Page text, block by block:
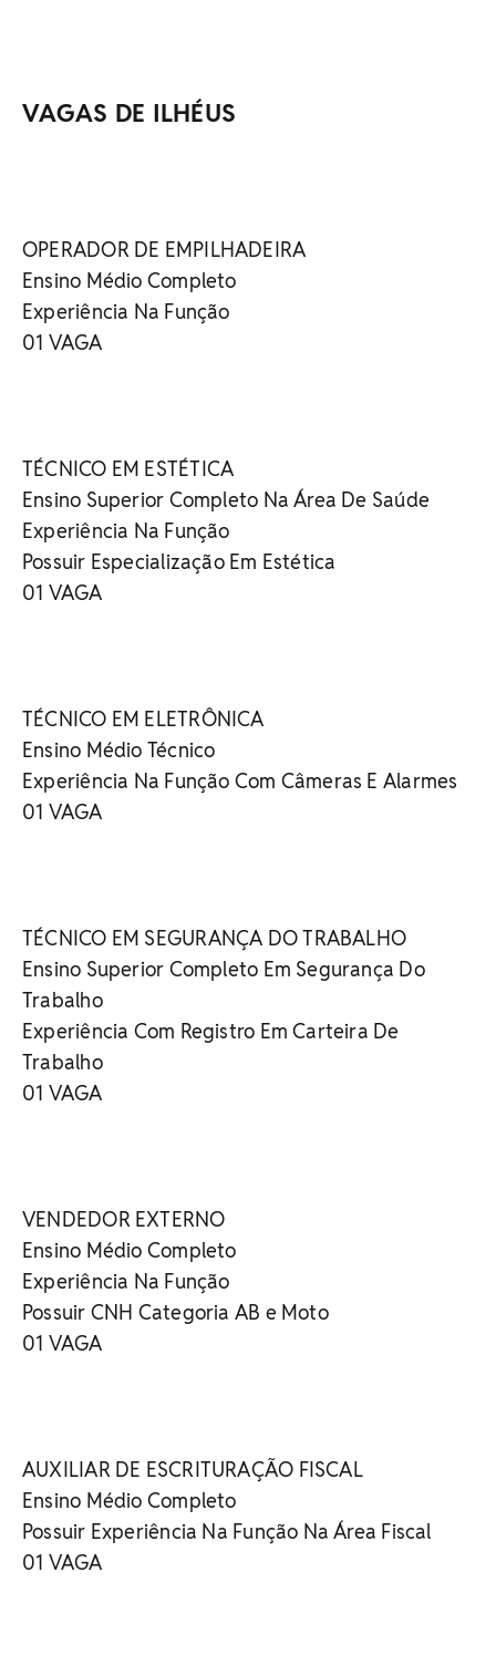
VAGAS DE ILHÉUS
OPERADOR DE EMPILHADEIRA
Ensino Médio Completo
Experiência Na Função
01 VAGA
TÉCNICO EM ESTÉTICA
Ensino Superior Completo Na Área De Saúde
Experiência Na Função
Possuir Especialização Em Estética
01 VAGA
TÉCNICO EM ELETRÔNICA
Ensino Médio Técnico
Experiência Na Função Com Câmeras E Alarmes
01 VAGA
TÉCNICO EM SEGURANÇA DO TRABALHO
Ensino Superior Completo Em Segurança Do
Trabalho
Experiência Com Registro Em Carteira De
Trabalho
01 VAGA
VENDEDOR EXTERNO
Ensino Médio Completo
Experiência Na Função
Possuir CNH Categoria AB e Moto
01 VAGA
AUXILIAR DE ESCRITURAÇÃO FISCAL
Ensino Médio Completo
Possuir Experiência Na Função Na Área Fiscal
01 VAGA